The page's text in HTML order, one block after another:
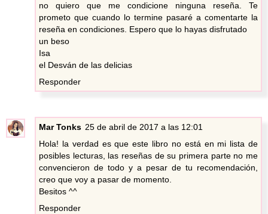
no quiero que me condicione ninguna reseña. Te
prometo que cuando lo termine pasaré a comentarte la
reseña en condiciones. Espero que lo hayas disfrutado
un beso
Isa
el Desván de las delicias
Responder
Mar Tonks 25 de abril de 2017 a las 12:01
Hola! la verdad es que este libro no está en mi lista de
posibles lecturas, las reseñas de su primera parte no me
convencieron de todo y a pesar de tu recomendación,
creo que voy a pasar de momento.
Besitos ^^
Responder